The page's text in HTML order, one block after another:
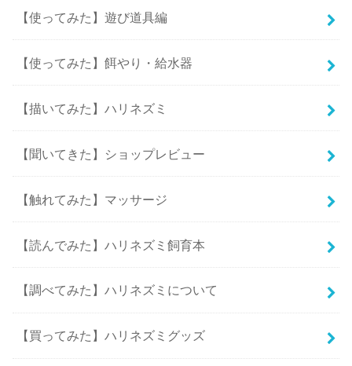
【使ってみた】遊び道具編
【使ってみた】餌やり・給水器
【描いてみた】ハリネズミ
【聞いてきた】ショップレビュー
【触れてみた】マッサージ
【読んでみた】ハリネズミ飼育本
【調べてみた】ハリネズミについて
【買ってみた】ハリネズミグッズ